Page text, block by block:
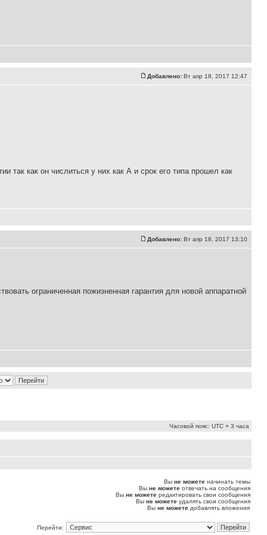
Добавлено: Вт апр 18, 2017 12:47
так как он числиться у них как А и срок его типа прошел как
Добавлено: Вт апр 18, 2017 13:10
ограниченная пожизненная гарантия для новой аппаратной
Часовой пояс: UTC + 3 часа
Вы не можете начинать темы
Вы не можете отвечать на сообщения
Вы не можете редактировать свои сообщения
Вы не можете удалять свои сообщения
Вы не можете добавлять вложения
Перейти: